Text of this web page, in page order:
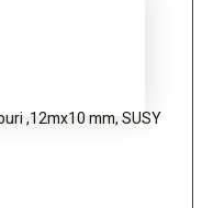
,12mx10 mm, SUSY